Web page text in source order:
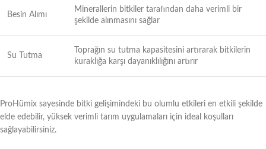
Besin Alımı
Minerallerin bitkiler tarafından daha verimli bir
şekilde alınmasını sağlar
Su Tutma
Toprağın su tutma kapasitesini artırarak bitkilerin
kuraklığa karşı dayanıklılığını artırır
ProHümix sayesinde bitki gelişimindeki bu olumlu etkileri en etkili şekilde
elde edebilir, yüksek verimli tarım uygulamaları için ideal koşulları
sağlayabilirsiniz.